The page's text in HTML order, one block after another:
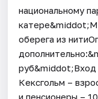
национальному
оберега из
руб&middot;Вход
Кексгольм –
и пенсионеры –